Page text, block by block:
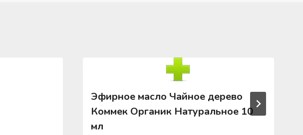
Эфирное масло Чайное дерево
Коммек Органик Натуральное 10
мл